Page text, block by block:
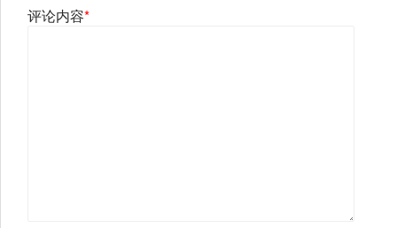
评论内容*